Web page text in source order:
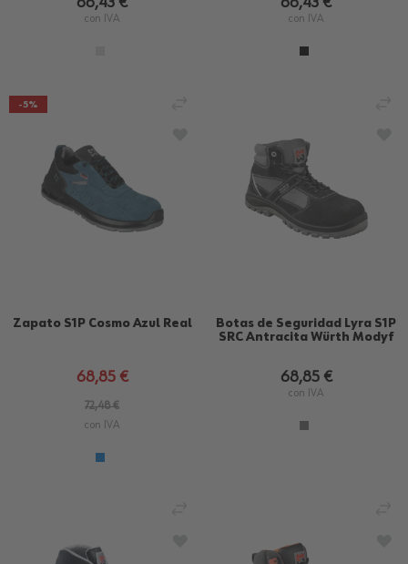
con IVA con IVA
-5%
Zapato S1P Cosmo Azul Real
68,85 €
72,48 €
con IVA
Botas de Seguridad Lyra S1P
SRC Antracita Würth Modyf
68,85 €
con IVA